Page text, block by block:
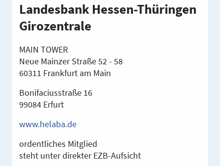
Landesbank Hessen-Thüringen
Girozentrale
MAIN TOWER
Neue Mainzer Straße 52 - 58
60311 Frankfurt am Main
Bonifaciusstraße 16
99084 Erfurt
www.helaba.de
ordentliches Mitglied
steht unter direkter EZB-Aufsicht